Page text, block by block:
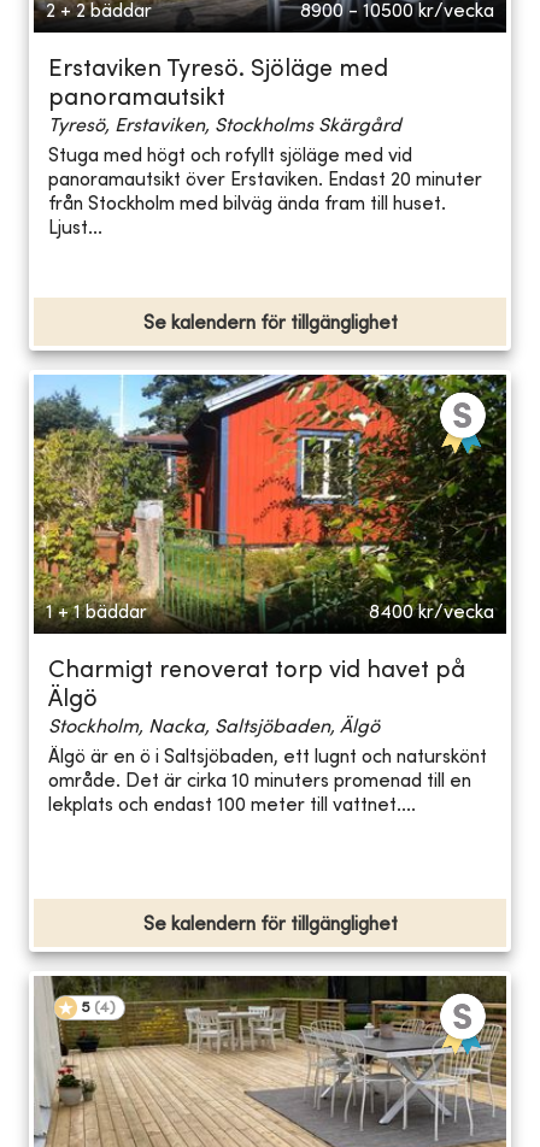
2 + 2 bäddar 8900 - 10500 kr/vecka
Erstaviken Tyresö. Sjöläge med
panoramautsikt
Tyresö, Erstaviken, Stockholms Skärgård
Stuga med högt och rofyllt sjöläge med vid
panoramautsikt över Erstaviken. Endast 20 minuter
från Stockholm med bilväg ända fram till huset.
Ljust...
Se kalendern för tillgänglighet
1 + 1 bäddar 8400 kr/vecka
Charmigt renoverat torp vid havet på
Älgö
Stockholm, Nacka, Saltsjöbaden, Älgö
Älgö är en ö i Saltsjöbaden, ett lugnt och naturskönt
område. Det är cirka 10 minuters promenad till en
lekplats och endast 100 meter till vattnet....
Se kalendern för tillgänglighet
5 (4)